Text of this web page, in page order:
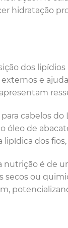
hidratação
dos
e
cabelos
óleo de
dos
é de
ou